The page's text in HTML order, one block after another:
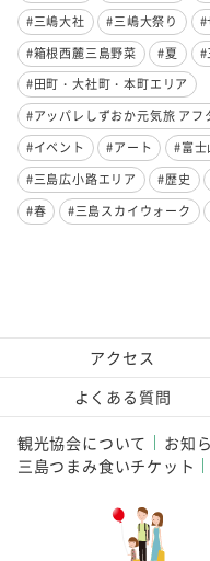
#三嶋大社
#三嶋大祭り
#箱根西麓三島野菜
#夏 #
#田町・大社町・本町エリア
#アッパレしずおか元気旅 アフ
#イベント
#アート #富士
#三島広小路エリア
#歴史
#春
#三島スカイウォーク
アクセス
よくある質問
観光協会について お知
三島つまみ食いチケット